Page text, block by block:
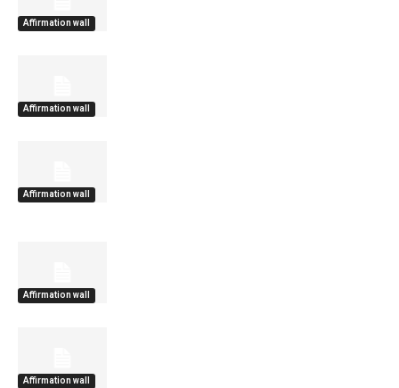
Affirmation wall
Affirmation wall
Affirmation wall
Affirmation wall
Affirmation wall